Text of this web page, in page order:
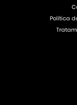
Política